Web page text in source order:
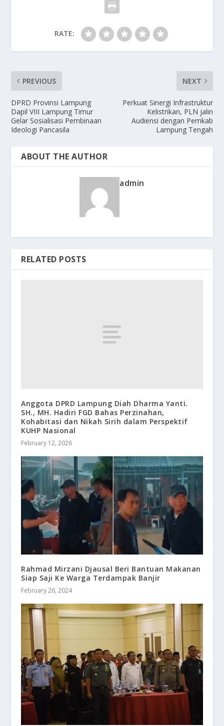
RATE:
PREVIOUS
DPRD Provinsi Lampung
Dapil VIII Lampung Timur
Gelar Sosialisasi Pembinaan
Ideologi Pancasila
NEXT
Perkuat Sinergi Infrastruktur
Kelistrikan, PLN jalin
Audiensi dengan Pemkab
Lampung Tengah
ABOUT THE AUTHOR
admin
RELATED POSTS
Anggota DPRD Lampung Diah Dharma Yanti.
SH., MH. Hadiri FGD Bahas Perzinahan,
Kohabitasi dan Nikah Sirih dalam Perspektif
KUHP Nasional
February 12, 2026
Rahmad Mirzani Djausal Beri Bantuan Makanan
Siap Saji Ke Warga Terdampak Banjir
February 26, 2024